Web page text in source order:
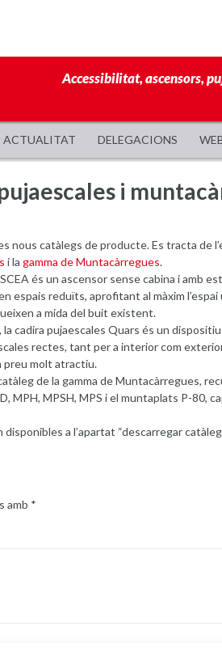
Accessibilitat, ascensors,
ACTUALITAT DELEGACIONS
i
nous catàlegs de producte. Es tracta de
i la gamma de Muntacàrregues.
SCEA és un ascensor sense cabina i amb
espais reduïts, aprofitant al màxim
a mida del buit existent.
la cadira pujaescales Quars és un
rectes, tant per a interior com
preu molt atractiu.
de la gamma de Muntacàrregues,
MPH, MPSH, MPS i el muntaplats P-80,
disponibles a l’apartat “descarregar
amb *